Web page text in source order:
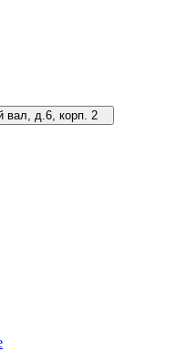
вал, д.6, корп. 2